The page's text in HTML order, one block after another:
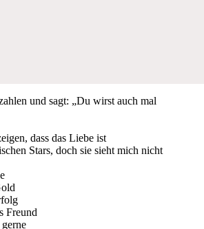
und sagt: „Du wirst auch mal
dass das Liebe ist
Stars, doch sie sieht mich nicht
Freund